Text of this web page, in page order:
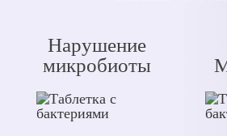
Нарушение
микробиоты